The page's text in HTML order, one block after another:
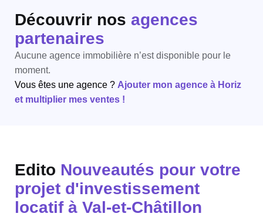
Découvrir nos agences
partenaires
Aucune agence immobilière n’est disponible pour le
moment.
Vous êtes une agence ? Ajouter mon agence à Horiz
et multiplier mes ventes !
Edito Nouveautés pour votre
projet d'investissement
locatif à Val-et-Châtillon